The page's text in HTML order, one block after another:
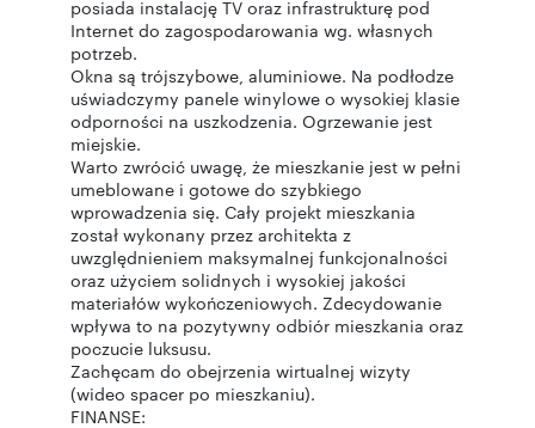
posiada instalację TV oraz infrastrukturę pod
Internet do zagospodarowania wg. własnych
potrzeb.
Okna są trójszybowe, aluminiowe. Na podłodze
uświadczymy panele winylowe o wysokiej klasie
odporności na uszkodzenia. Ogrzewanie jest
miejskie.
Warto zwrócić uwagę, że mieszkanie jest w pełni
umeblowane i gotowe do szybkiego
wprowadzenia się. Cały projekt mieszkania
został wykonany przez architekta z
uwzględnieniem maksymalnej funkcjonalności
oraz użyciem solidnych i wysokiej jakości
materiałów wykończeniowych. Zdecydowanie
wpływa to na pozytywny odbiór mieszkania oraz
poczucie luksusu.
Zachęcam do obejrzenia wirtualnej wizyty
(wideo spacer po mieszkaniu).
FINANSE: